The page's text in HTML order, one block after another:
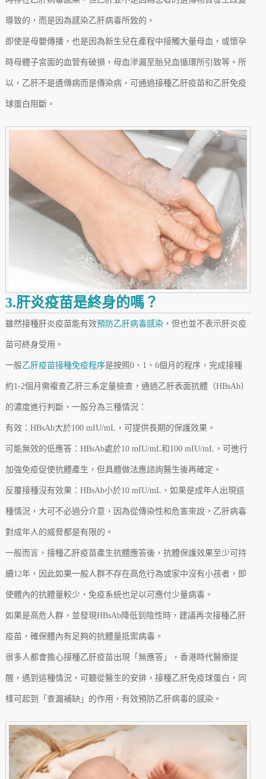
導致的，而是因為感染乙肝病毒所致的。
即使是母嬰傳播，也是因為新生兒在產程中接觸大量母血，或懷孕
時母體子宮面的血管有破損，母血滲漏至胎兒血循環所引致等。所
以，乙肝不是遺傳病而是傳染病，可通過接種乙肝疫苗和乙肝免疫
球蛋白阻斷。
3.肝炎疫苗是終身的嗎？
雖然接種肝炎疫苗能有效預防乙肝病毒感染，但也並不表示肝炎疫
苗可終身受用。
一般乙肝疫苗接種免疫程序是按照0、1、6個月的程序，完成接種
約1-2個月需複查乙肝三系定量檢查，通過乙肝表面抗體（HBsAb）
的濃度進行判斷，一般分為三種情況：
有效：HBsAb大於100 mIU/mL，可提供長期的保護效果。
可能無效的低應答：HBsAb處於10 mIU/mL和100 mIU/mL，可進行
加強免疫促使抗體產生，但具體做法應諮詢醫生後再確定。
反覆接種沒有效果：HBsAb小於10 mIU/mL，如果是成年人出現這
種情況，大可不必過分介意，因為從傳染性和危害來說，乙肝病毒
對成年人的威脅都是有限的。
一般而言，接種乙肝疫苗產生抗體應答後，抗體保護效果至少可持
續12年，因此如果一般人群不存在高危行為或家中沒有小孩者，即
使體內的抗體量較少，免疫系統也足以可應付少量病毒。
如果是高危人群，並發現HBsAb降低到陰性時，建議再次接種乙肝
疫苗，確保體內有足夠的抗體量抵禦病毒。
很多人都會擔心接種乙肝疫苗出現「無應答」，香港時代醫療提
醒，遇到這種情況，可聽從醫生的安排，接種乙肝免疫球蛋白，同
樣可起到「查漏補缺」的作用，有效預防乙肝病毒的感染。